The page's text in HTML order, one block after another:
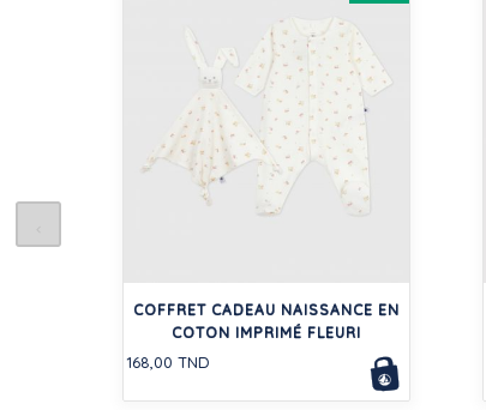
COFFRET CADEAU NAISSANCE EN
COTON IMPRIMÉ FLEURI
168,00 TND